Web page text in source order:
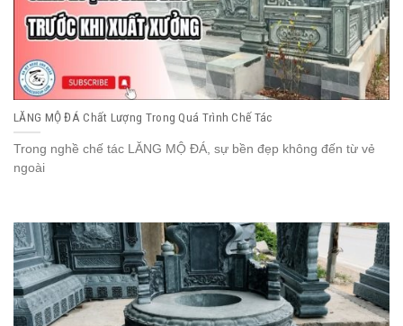
LĂNG MỘ ĐÁ Chất Lượng Trong Quá Trình Chế Tác
Trong nghề chế tác LĂNG MỘ ĐÁ, sự bền đẹp không đến từ vẻ
ngoài